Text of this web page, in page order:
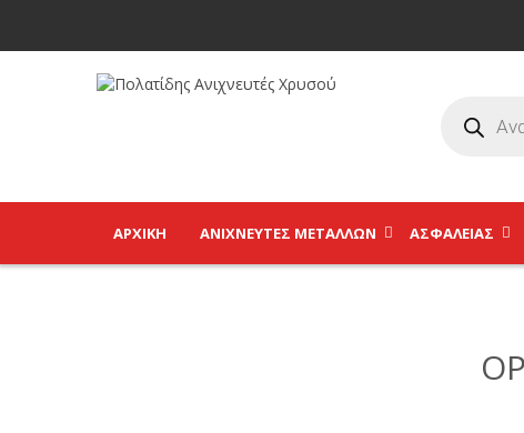
Η
ΑΡΧΙΚΉ ΑΝΙΧΝΕΥΤΈΣ ΜΕΤΆΛΛΩΝ ΑΣΦΑΛΕΊΑΣ